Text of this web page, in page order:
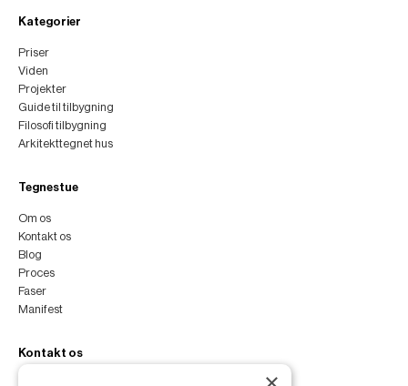
Kategorier
Priser
Viden
Projekter
Guide til tilbygning
Filosofi tilbygning
Arkitekttegnet hus
Tegnestue
Om os
Kontakt os
Blog
Proces
Faser
Manifest
Kontakt os